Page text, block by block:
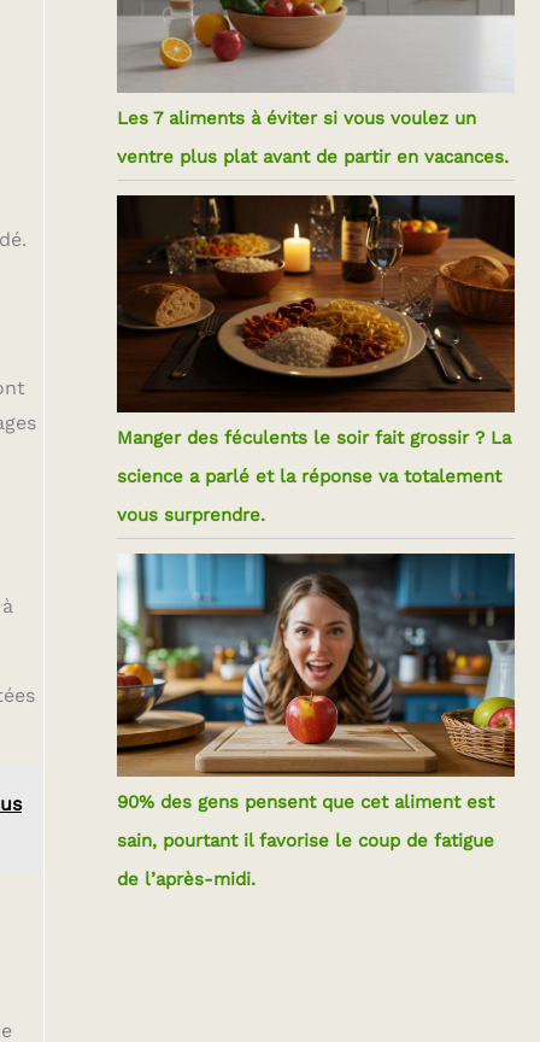
Les 7 aliments à éviter si vous voulez un
ventre plus plat avant de partir en vacances.
Manger des féculents le soir fait grossir ? La
science a parlé et la réponse va totalement
vous surprendre.
90% des gens pensent que cet aliment est
sain, pourtant il favorise le coup de fatigue
de l’après-midi.